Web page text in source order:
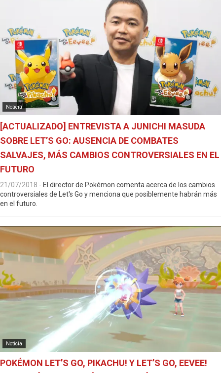
Noticia
[ACTUALIZADO] ENTREVISTA A JUNICHI MASUDA
SOBRE LET’S GO: AUSENCIA DE COMBATES
SALVAJES, MÁS CAMBIOS CONTROVERSIALES EN EL
FUTURO
21/07/2018 - El director de Pokémon comenta acerca de los cambios
controversiales de Let's Go y menciona que posiblemente habrán más
en el futuro.
Noticia
POKÉMON LET’S GO, PIKACHU! Y LET’S GO, EEVEE!